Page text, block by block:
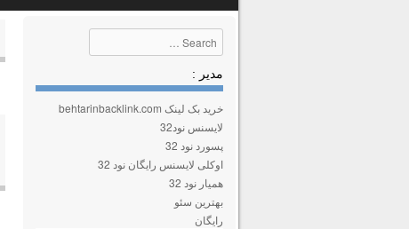
MENU
Search
مدیر :
خرید بک لینک behtarinbacklink.com
لایسنس نود32
پسورد نود 32
اوکلی لایسنس رایگان نود 32
همیار نود 32
بهترین سئو
رایگان